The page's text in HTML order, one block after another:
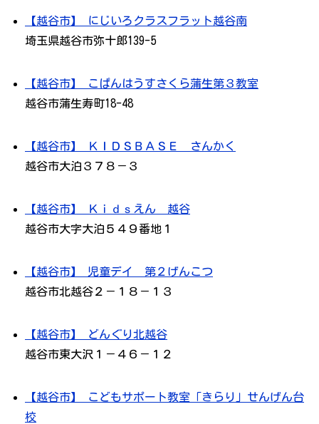
【越谷市】 にじいろクラスフラット越谷南
埼玉県越谷市弥十郎139-5
【越谷市】 こぱんはうすさくら蒲生第３教室
越谷市蒲生寿町18-48
【越谷市】 ＫＩＤＳＢＡＳＥ さんかく
越谷市大泊３７８－３
【越谷市】 Ｋｉｄｓえん 越谷
越谷市大字大泊５４９番地１
【越谷市】 児童デイ 第２げんこつ
越谷市北越谷２－１８－１３
【越谷市】 どんぐり北越谷
越谷市東大沢１－４６－１２
【越谷市】 こどもサポート教室「きらり」せんげん台
校